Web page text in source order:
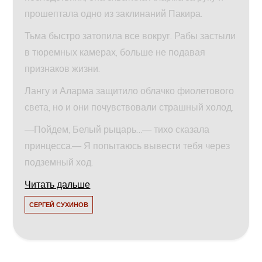
прошептала одно из заклинаний Пакира.
Тьма быстро затопила все вокруг. Рабы застыли
в тюремных камерах, больше не подавая
признаков жизни.
Лангу и Аларма защитило облачко фиолетового
света, но и они почувствовали страшный холод.
—Пойдем, Белый рыцарь…— тихо сказала
принцесса.— Я попытаюсь вывести тебя через
подземный ход.
Читать дальше
СЕРГЕЙ СУХИНОВ